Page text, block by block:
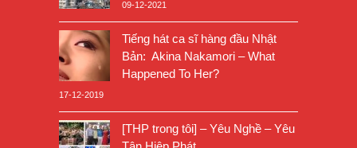
09-12-2021
Tiếng hát ca sĩ hàng đầu Nhật
Bản: Akina Nakamori – What
Happened To Her?
17-12-2019
[THP trong tôi] – Yêu Nghề – Yêu